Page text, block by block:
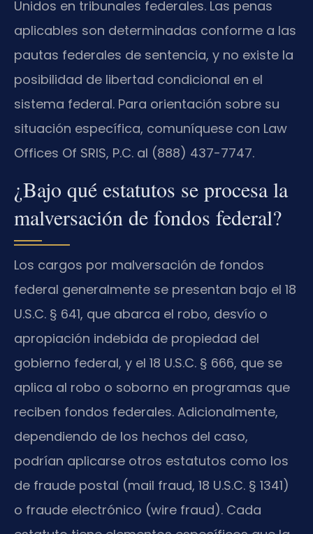
Unidos en tribunales federales. Las penas
aplicables son determinadas conforme a las
pautas federales de sentencia, y no existe la
posibilidad de libertad condicional en el
sistema federal. Para orientación sobre su
situación específica, comuníquese con Law
Offices Of SRIS, P.C. al (888) 437-7747.
¿Bajo qué estatutos se procesa la
malversación de fondos federal?
Los cargos por malversación de fondos
federal generalmente se presentan bajo el 18
U.S.C. § 641, que abarca el robo, desvío o
apropiación indebida de propiedad del
gobierno federal, y el 18 U.S.C. § 666, que se
aplica al robo o soborno en programas que
reciben fondos federales. Adicionalmente,
dependiendo de los hechos del caso,
podrían aplicarse otros estatutos como los
de fraude postal (mail fraud, 18 U.S.C. § 1341)
o fraude electrónico (wire fraud). Cada